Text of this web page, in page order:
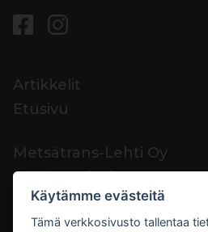
Artikkelit
Etusivu
Metsätrans-Lehti Oy
Asiakaspalvelu
Yhteystiedot
Palaute
Käytämme evästeitä
Tämä verkkosivusto tallentaa